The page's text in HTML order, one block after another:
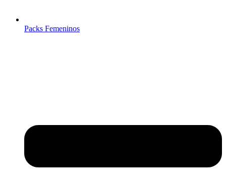
Packs Femeninos